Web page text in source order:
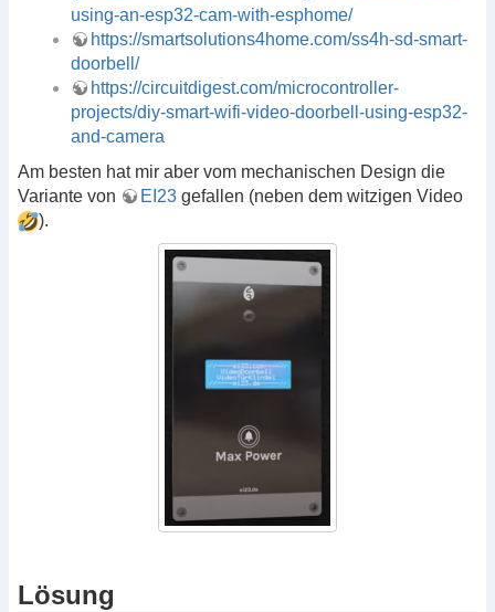
using-an-esp32-cam-with-esphome/
https://smartsolutions4home.com/ss4h-sd-smart-
doorbell/
https://circuitdigest.com/microcontroller-
projects/diy-smart-wifi-video-doorbell-using-esp32-
and-camera
Am besten hat mir aber vom mechanischen Design die
Variante von
EI23 gefallen (neben dem witzigen Video
).
Lösung